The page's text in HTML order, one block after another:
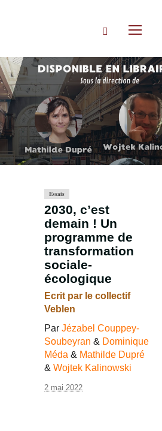
Rechercher
Essais
2030, c’est
demain ! Un
programme de
transformation
sociale-
écologique
Ecrit par le collectif
Veblen
Par Jézabel Couppey-
Soubeyran & Dominique
Méda & Mathilde Dupré
& Wojtek Kalinowski
2 mai 2022